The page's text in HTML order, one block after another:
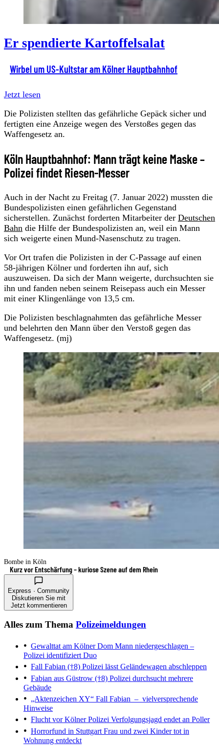
Er spendierte Kartoffelsalat
Wirbel um US-Kultstar am Kölner Hauptbahnhof
Jetzt lesen
Die Polizisten stellten das gefährliche Gepäck sicher und
fertigten eine Anzeige wegen des Verstoßes gegen das
Waffengesetz an.
Köln Hauptbahnhof: Mann trägt keine Maske –
Polizei findet Riesen-Messer
Auch in der Nacht zu Freitag (7. Januar 2022) mussten die
Bundespolizisten einen gefährlichen Gegenstand
sicherstellen. Zunächst forderten Mitarbeiter der Deutschen
Bahn die Hilfe der Bundespolizisten an, weil ein Mann
sich weigerte einen Mund-Nasenschutz zu tragen.
Vor Ort trafen die Polizisten in der C-Passage auf einen
58-jährigen Kölner und forderten ihn auf, sich
auszuweisen. Da sich der Mann weigerte, durchsuchten sie
ihn und fanden neben seinem Reisepass auch ein Messer
mit einer Klingenlänge von 13,5 cm.
Die Polizisten beschlagnahmten das gefährliche Messer
und belehrten den Mann über den Verstoß gegen das
Waffengesetz. (mj)
Bombe in Köln
Kurz vor Entschärfung – kuriose Szene auf dem Rhein
Express · Community
Diskutieren Sie mit
Jetzt kommentieren
Alles zum Thema Polizeimeldungen
Gewalttat am Kölner Dom Mann niedergeschlagen –
Polizei identifiziert Duo
Fall Fabian (†8) Polizei lässt Geländewagen abschleppen
Fabian aus Güstrow (†8) Polizei durchsucht mehrere
Gebäude
„Aktenzeichen XY“ Fall Fabian – vielversprechende
Hinweise
Flucht vor Kölner Polizei Verfolgungsjagd endet an Poller
Horrorfund in Stuttgart Frau und zwei Kinder tot in
Wohnung entdeckt